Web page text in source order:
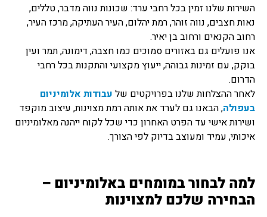
השירות שלנו זמין בכל רחבי ערד: שכונות נווה מדבר, טללים,
נאות חצבים, נווה זוהר, רמת יהלום, העיר העתיקה, מרכז העיר,
רחוב הקנאים ורחוב בן יאיר.
אנו פועלים גם באזורים סמוכים כמו חצבה, דימונה, תמר ועין
בוקק, עם זמינות גבוהה, ייעוץ מקצועי והתקנות בכל רחבי
הדרום.
לאחר ההצלחות שלנו בפרויקטים של עבודות אלומיניום
בעפולה, הבאנו גם לערד את אותה רמת מצוינות, עיצוב מוקפד
ושירות אישי עד הפרט האחרון כדי שכל לקוח ייהנה מאלומיניום
איכותי, עמיד ומעוצב בדיוק לפי הצורך.
למה לבחור במומחים באלומיניום –
הבחירה שלכם למצוינות